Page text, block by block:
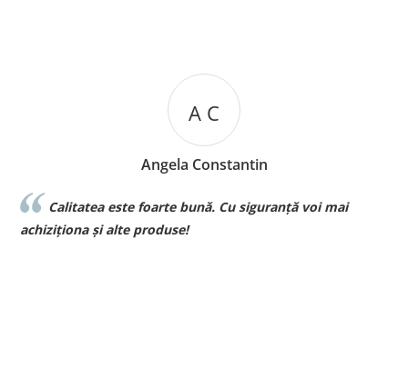
A C
Angela Constantin
Calitatea este foarte bună. Cu siguranță voi mai
achiziționa și alte produse!